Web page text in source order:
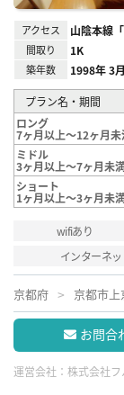
アクセス 山陰本線
間取り 1K
築年数 1998年 3
プラン名・期間
ロング
7ヶ月以上～12ヶ月未
ミドル
3ヶ月以上～7ヶ月未
ショート
1ヶ月以上～3ヶ月未
wifiあり
インターネ
京都府 京都市上
お問合
運営会社： 株式会社